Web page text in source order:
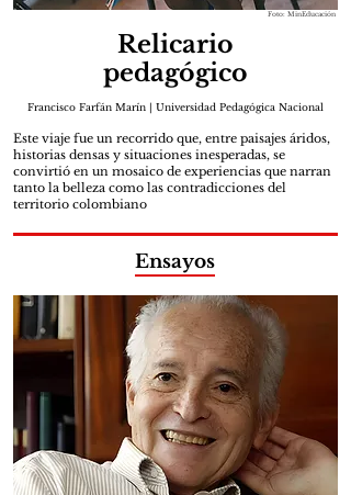
Foto: MinEducación
Relicario
pedagógico
Francisco Farfán Marín | Universidad Pedagógica Nacional
Este viaje fue un recorrido que, entre paisajes áridos,
historias densas y situaciones inesperadas, se
convirtió en un mosaico de experiencias que narran
tanto la belleza como las contradicciones del
territorio colombiano
Ensayos